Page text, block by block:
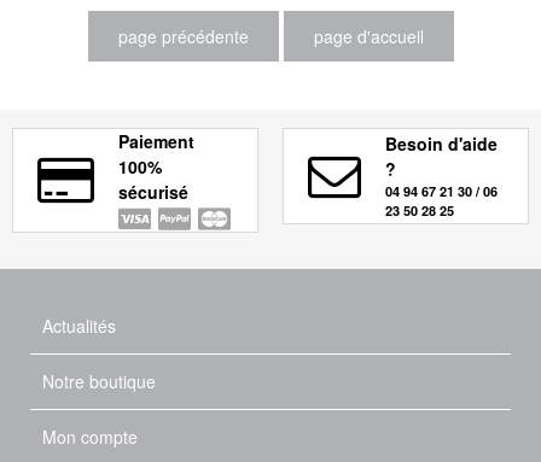
Paiement
100%
sécurisé
Besoin d'aide
?
04 94 67 21 30 / 06
23 50 28 25
Actualités
Notre boutique
Mon compte